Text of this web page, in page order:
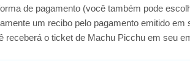
de pagamento (você também pode
um recibo pelo pagamento emitido em
o ticket de Machu Picchu em seu